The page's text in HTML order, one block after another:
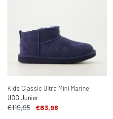
Kids Classic Ultra Mini Marine
UGG Junior
€119,95 €83,96